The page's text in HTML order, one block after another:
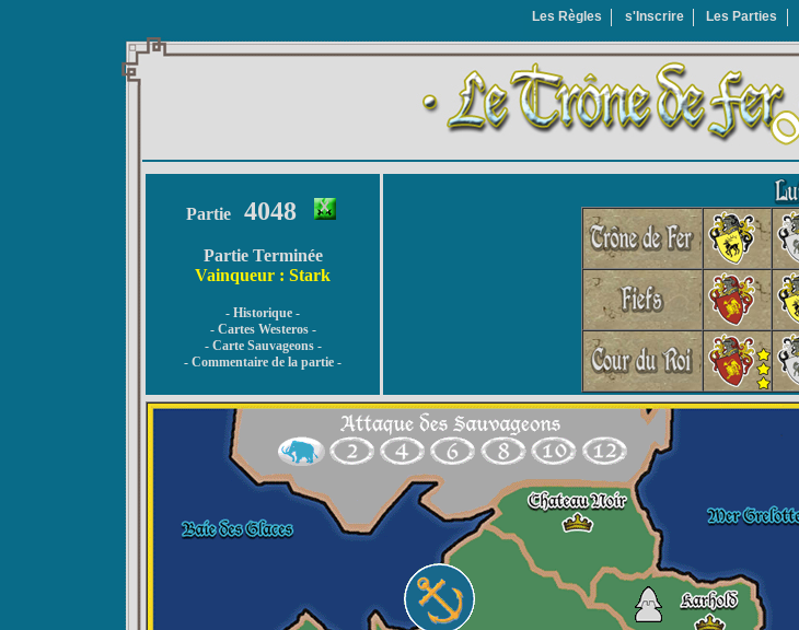
Les Règles s'Inscrire Les Parties
Partie 4048
Partie Terminée
Vainqueur : Stark
- Historique -
- Cartes Westeros -
- Carte Sauvageons -
- Commentaire de la partie -